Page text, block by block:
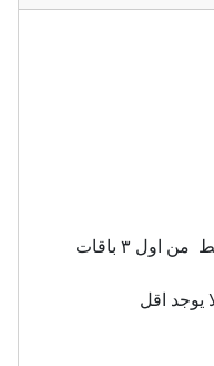
و الاستلام بعد التحويل بساعه بالظبط من اول ٣ باقات